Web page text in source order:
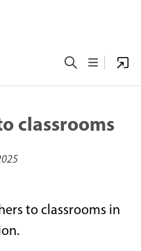
classrooms
to classrooms in